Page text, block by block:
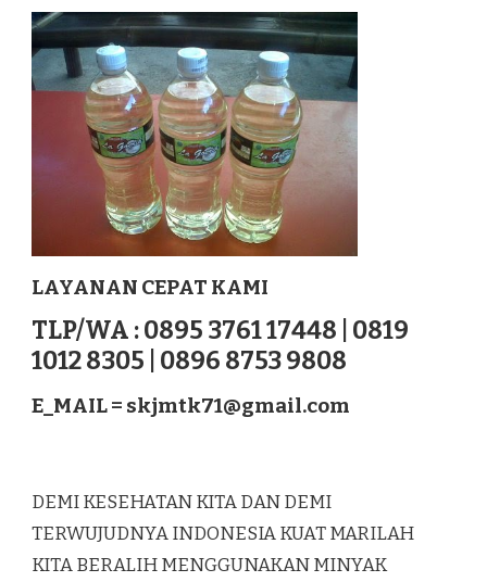
TIMUR
LAYANAN CEPAT KAMI
TLP/WA : 0895 3761 17448 | 0819
1012 8305 | 0896 8753 9808
E_MAIL = skjmtk71@gmail.com
DEMI KESEHATAN KITA DAN DEMI
TERWUJUDNYA INDONESIA KUAT MARILAH
KITA BERALIH MENGGUNAKAN MINYAK